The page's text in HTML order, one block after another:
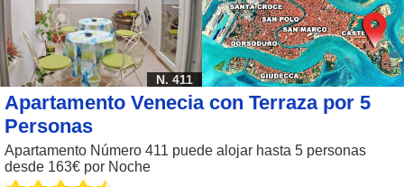
N. 411
Apartamento Venecia con Terraza por 5
Personas
Apartamento Número 411 puede alojar hasta 5 personas
desde 163€ por Noche